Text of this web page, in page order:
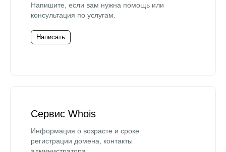
Напишите, если вам нужна помощь или
консультация по услугам.
Написать
Сервис Whois
Информация о возрасте и сроке
регистрации домена, контакты